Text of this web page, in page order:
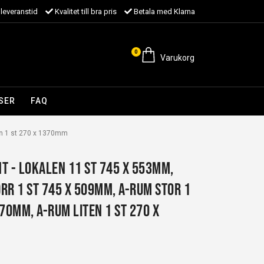
Kvalitet till bra pris Betala med Klarna
0
Varukorg
FAQ
1 st 270 x 1370mm
- Lokalen 11 st 745 x 553mm,
1 st 745 x 509mm, A-rum stor 1
A-rum liten 1 st 270 x